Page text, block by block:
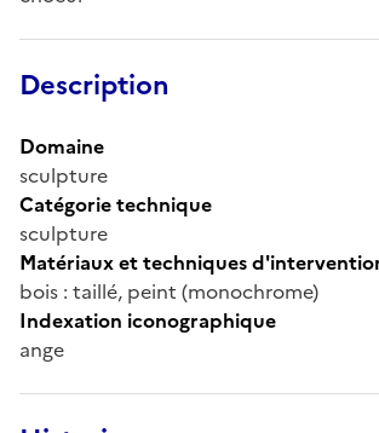
Description
Domaine
sculpture
Catégorie technique
sculpture
Matériaux et techniques
bois : taillé, peint (monochrome)
Indexation iconographique
ange